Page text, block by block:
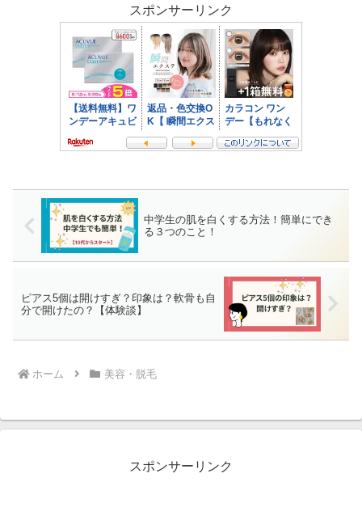
スポンサーリンク
中学生の肌を白くする方法！簡単にでき
る３つのこと！
ピアス5個は開けすぎ？印象は？軟骨も自
分で開けたの？【体験談】
ホーム 美容・脱毛
スポンサーリンク